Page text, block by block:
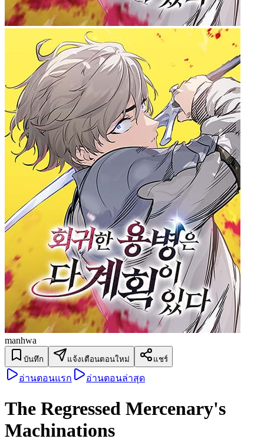
manhwa
บันทึก แจ้งเตือนตอนใหม่ แชร์
อ่านตอนแรก อ่านตอนล่าสุด
The Regressed Mercenary's
Machinations